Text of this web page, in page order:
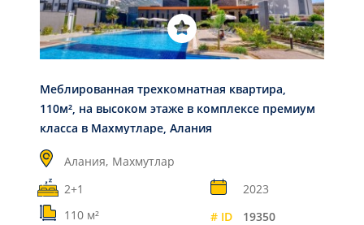
Меблированная трехкомнатная квартира,
110м², на высоком этаже в комплексе премиум
класса в Махмутларе, Алания
Алания, Махмутлар
2+1
2023
110 м²
# ID 19350